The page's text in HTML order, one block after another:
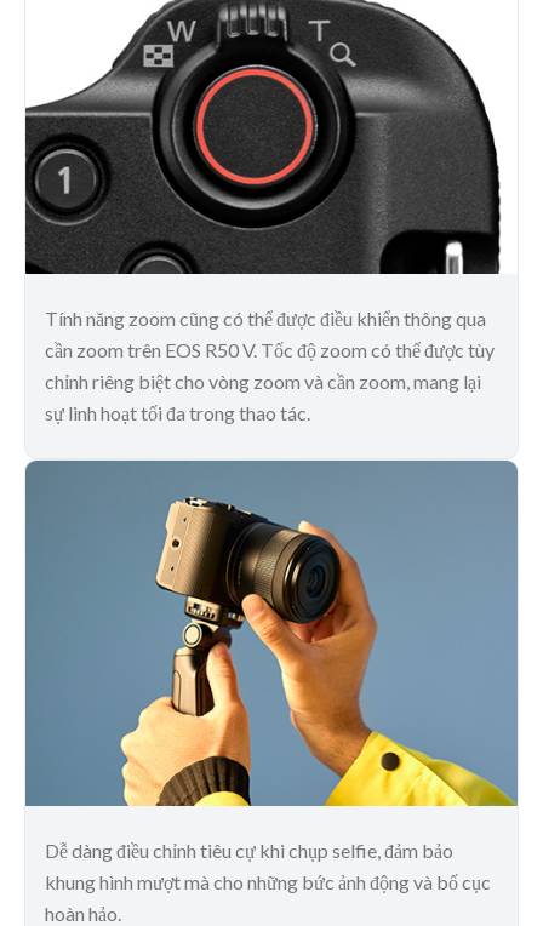
Tính năng zoom cũng có thể được điều khiển thông qua
cần zoom trên EOS R50 V. Tốc độ zoom có thể được tùy
chỉnh riêng biệt cho vòng zoom và cần zoom, mang lại
sự linh hoạt tối đa trong thao tác.
Dễ dàng điều chỉnh tiêu cự khi chụp selfie, đảm bảo
khung hình mượt mà cho những bức ảnh động và bố cục
hoàn hảo.